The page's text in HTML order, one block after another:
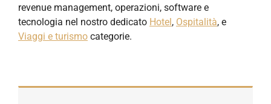
revenue management, operazioni, software e
tecnologia nel nostro dedicato Hotel , Ospitalità, e
Viaggi e turismo categorie.